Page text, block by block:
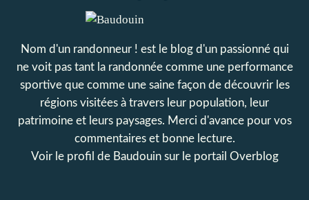
Nom d'un randonneur ! est le blog d'un passionné qui
ne voit pas tant la randonnée comme une performance
sportive que comme une saine façon de découvrir les
régions visitées à travers leur population, leur
patrimoine et leurs paysages. Merci d'avance pour vos
commentaires et bonne lecture.
Voir le profil de Baudouinsur le portail Overblog